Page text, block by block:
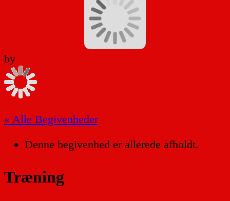
by
« Alle Begivenheder
Denne begivenhed er allerede afholdt.
Træning